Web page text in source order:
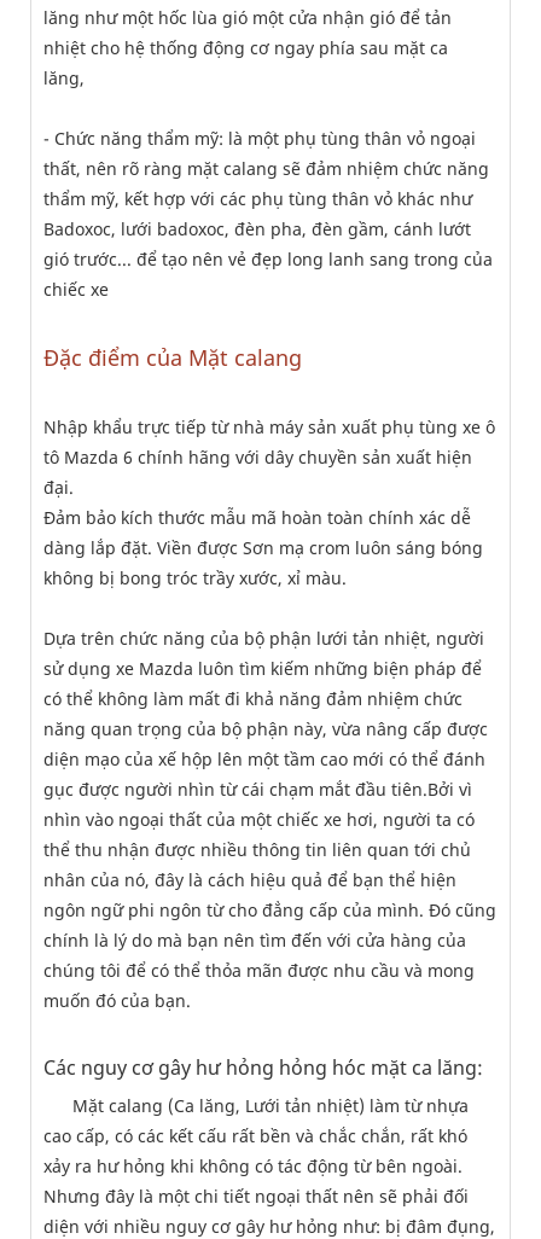
lăng như một hốc lùa gió một cửa nhận gió để tản
nhiệt cho hệ thống động cơ ngay phía sau mặt ca
lăng,
- Chức năng thẩm mỹ: là một phụ tùng thân vỏ ngoại
thất, nên rõ ràng mặt calang sẽ đảm nhiệm chức năng
thẩm mỹ, kết hợp với các phụ tùng thân vỏ khác như
Badoxoc, lưới badoxoc, đèn pha, đèn gầm, cánh lướt
gió trước... để tạo nên vẻ đẹp long lanh sang trong của
chiếc xe
Đặc điểm của Mặt calang
Nhập khẩu trực tiếp từ nhà máy sản xuất phụ tùng xe ô
tô Mazda 6 chính hãng với dây chuyền sản xuất hiện
đại.
Đảm bảo kích thước mẫu mã hoàn toàn chính xác dễ
dàng lắp đặt. Viền được Sơn mạ crom luôn sáng bóng
không bị bong tróc trầy xước, xỉ màu.
Dựa trên chức năng của bộ phận lưới tản nhiệt, người
sử dụng xe Mazda luôn tìm kiếm những biện pháp để
có thể không làm mất đi khả năng đảm nhiệm chức
năng quan trọng của bộ phận này, vừa nâng cấp được
diện mạo của xế hộp lên một tầm cao mới có thể đánh
gục được người nhìn từ cái chạm mắt đầu tiên.Bởi vì
nhìn vào ngoại thất của một chiếc xe hơi, người ta có
thể thu nhận được nhiều thông tin liên quan tới chủ
nhân của nó, đây là cách hiệu quả để bạn thể hiện
ngôn ngữ phi ngôn từ cho đẳng cấp của mình. Đó cũng
chính là lý do mà bạn nên tìm đến với cửa hàng của
chúng tôi để có thể thỏa mãn được nhu cầu và mong
muốn đó của bạn.
Các nguy cơ gây hư hỏng hỏng hóc mặt ca lăng:
Mặt calang (Ca lăng, Lưới tản nhiệt) làm từ nhựa
cao cấp, có các kết cấu rất bền và chắc chắn, rất khó
xảy ra hư hỏng khi không có tác động từ bên ngoài.
Nhưng đây là một chi tiết ngoại thất nên sẽ phải đối
diện với nhiều nguy cơ gây hư hỏng như: bị đâm đụng,